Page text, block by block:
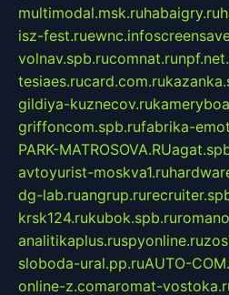
multimodal.msk.ruhabaigry.ru
isz-fest.ruewnc.info
volnav.spb.rucomnat.ru
tesiaes.rucard.com.ru
gildiya-kuznecov.ru
griffoncom.spb.rufabrika-
PARK-MATROSOVA.RU
avtoyurist-moskva1.ru
dg-lab.ruangrup.ru
krsk124.rukubok.spb.ru
analitikaplus.ruspyonline.ru
sloboda-ural.pp.ruAUTO-
online-z.comaromat-